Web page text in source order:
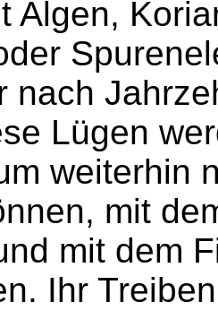
Algen,
nach
Lügen
weiterhin
mit
mit dem
Ihr